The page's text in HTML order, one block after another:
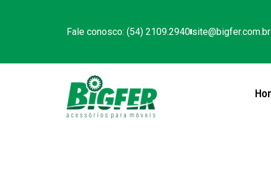
Fale conosco: (54) 2109.2940site@bigfer.com.br